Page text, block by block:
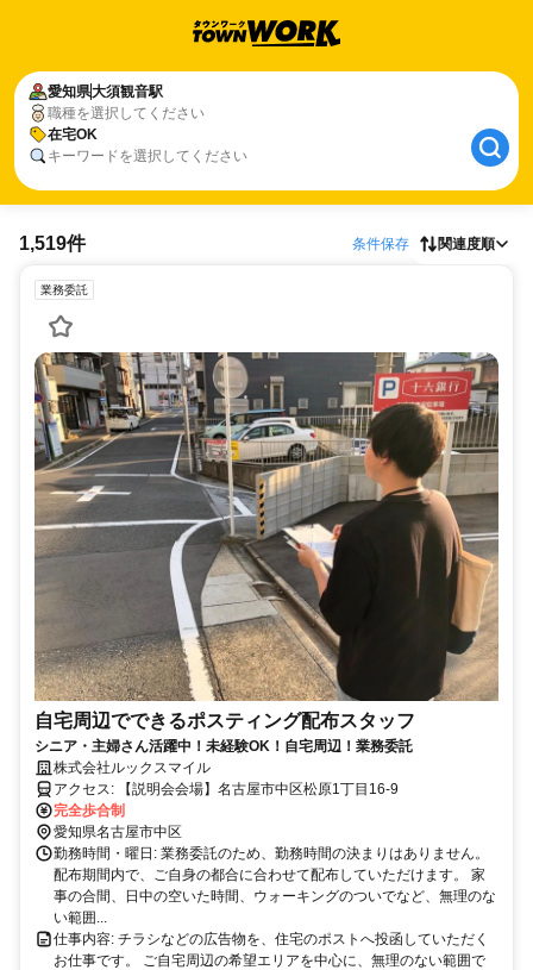
愛知県大須観音駅
職種を選択してください
在宅OK
キーワードを選択してください
1,519件 条件保存 関連度順
業務委託
自宅周辺でできるポスティング配布スタッフ
シニア・主婦さん活躍中！未経験OK！自宅周辺！業務委託
株式会社ルックスマイル
アクセス: 【説明会会場】名古屋市中区松原1丁目16-9
完全歩合制
愛知県名古屋市中区
勤務時間・曜日: 業務委託のため、勤務時間の決まりはありません。
配布期間内で、ご自身の都合に合わせて配布していただけます。 家
事の合間、日中の空いた時間、ウォーキングのついでなど、無理のな
い範囲...
仕事内容: チラシなどの広告物を、住宅のポストへ投函していただく
お仕事です。 ご自宅周辺の希望エリアを中心に、無理のない範囲で